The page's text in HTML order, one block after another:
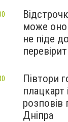
може
не піде
Півтори
плацкарт
Дніпра